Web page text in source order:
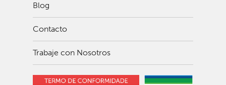
Blog
Contacto
Trabaje con Nosotros